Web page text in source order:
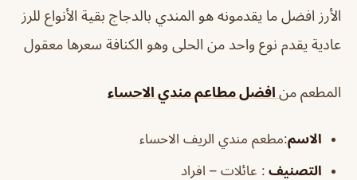
الأرز افضل ما يقدمونه هو المندي بالدجاج بقية الأنواع للرز
عادية يقدم نوع واحد من الحلى وهو الكنافة سعرها معقول
المطعم من افضل مطاعم مندي الاحساء
الاسم:مطعم مندي الريف الاحساء
التصنيف : عائلات – افراد